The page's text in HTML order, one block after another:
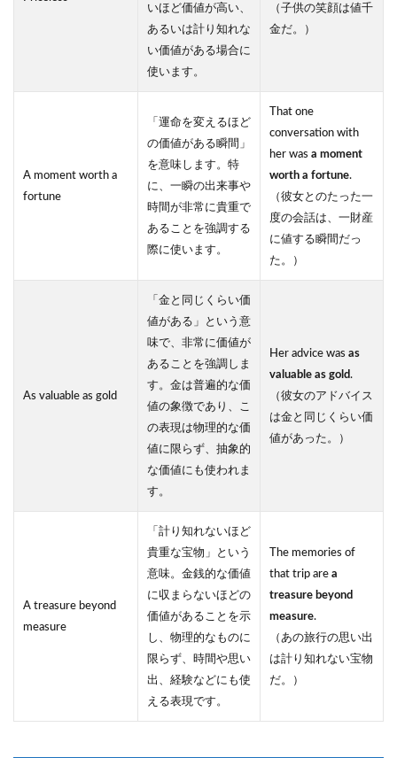
いほど価値が高い、
あるいは計り知れな
い価値がある場合に
使います。
（子供の笑顔は値千
金だ。）
A moment worth a
fortune
「運命を変えるほど
の価値がある瞬間」
を意味します。特
に、一瞬の出来事や
時間が非常に貴重で
あることを強調する
際に使います。
That one
conversation with
her was a moment
worth a fortune.
（彼女とのたった一
度の会話は、一財産
に値する瞬間だっ
た。）
As valuable as gold
「金と同じくらい価
値がある」という意
味で、非常に価値が
あることを強調しま
す。金は普遍的な価
値の象徴であり、こ
の表現は物理的な価
値に限らず、抽象的
な価値にも使われま
す。
Her advice was as
valuable as gold.
（彼女のアドバイス
は金と同じくらい価
値があった。）
A treasure beyond
measure
「計り知れないほど
貴重な宝物」という
意味。金銭的な価値
に収まらないほどの
価値があることを示
し、物理的なものに
限らず、時間や思い
出、経験などにも使
える表現です。
The memories of
that trip are a
treasure beyond
measure.
（あの旅行の思い出
は計り知れない宝物
だ。）